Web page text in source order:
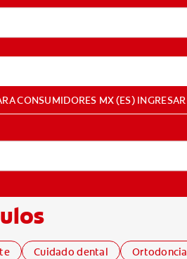
CONSUMIDORES MX (ES) INGRESAR
Cuidado dental Ortodoncia